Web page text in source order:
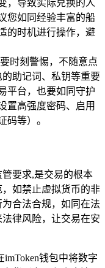
，导致实际兑换的人
您如同经验丰富的船
的时机进行操作，避
时刻警惕，不随意点
的助记词、私钥等重要
平台，也要如同守护
置高强度密码、启用
码等）。
要求,是交易的根本
如禁止虚拟货币的非
合法合规，如同在法
律风险，让交易在安
钱包中将数字